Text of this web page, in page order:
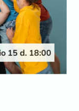
15 d. 18:00